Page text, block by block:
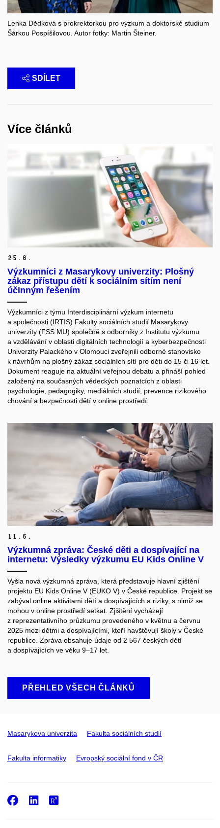
Lenka Dědková s prokrektorkou pro výzkum a doktorské studium
Šárkou Pospíšilovou. Autor fotky: Martin Šteiner.
SDÍLET
Více článků
25. 6.
Výzkumníci z Masarykovy univerzity: Plošný
zákaz přístupu dětí k sociálním sítím není
účinným řešením
Výzkumníci z týmu Interdisciplinární výzkum internetu
a společnosti (IRTIS) Fakulty sociálních studií Masarykovy
univerzity (FSS MU) společně s odborníky z Institutu výzkumu
a vzdělávání v oblasti digitálních technologií a kyberbezpečnosti
Univerzity Palackého v Olomouci zveřejnili odborné stanovisko
k návrhům na plošný zákaz sociálních sítí pro děti do 15 či 16 let.
Dokument reaguje na aktuální veřejnou debatu a přináší pohled
založený na současných vědeckých poznatcích z oblasti
psychologie, pedagogiky, mediálních studií, prevence rizikového
chování a bezpečnosti dětí v online prostředí.
11. 6.
Výzkumná zpráva: České děti a dospívající na
internetu: Výsledky výzkumu EU Kids Online V
Vyšla nová výzkumná zpráva, která představuje hlavní zjištění
projektu EU Kids Online V (EUKO V) v České republice. Projekt se
zabýval online aktivitami dětí a dospívajících a riziky, s nimiž se
mohou v online prostředí setkat. Zjištění vycházejí
z reprezentativního průzkumu provedeného v květnu a červnu
2025 mezi dětmi a dospívajícími, kteří navštěvují školy v České
republice. Zpráva obsahuje údaje od 2 567 českých dětí
a dospívajících ve věku 9–17 let.
PŘEHLED VŠECH ČLÁNKŮ
Masarykova univerzita Fakulta sociálních studií
Fakulta informatiky Evropský sociální fond v ČR
Facebook
LinkedIn
ResearchGate